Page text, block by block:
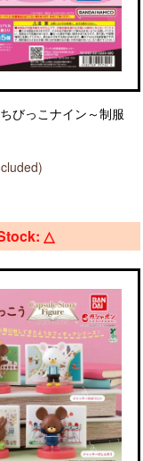
びっこナイン～制服
△